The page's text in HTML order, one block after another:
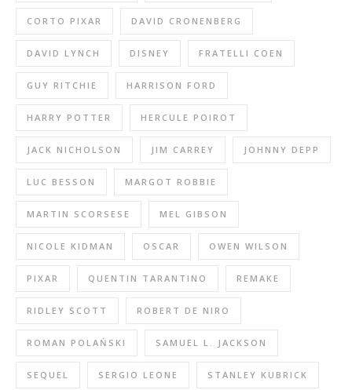
CORTO PIXAR DAVID CRONENBERG
DAVID LYNCH DISNEY FRATELLI COEN
GUY RITCHIE HARRISON FORD
HARRY POTTER HERCULE POIROT
JACK NICHOLSON JIM CARREY JOHNNY DEPP
LUC BESSON MARGOT ROBBIE
MARTIN SCORSESE MEL GIBSON
NICOLE KIDMAN OSCAR OWEN WILSON
PIXAR QUENTIN TARANTINO REMAKE
RIDLEY SCOTT ROBERT DE NIRO
ROMAN POLAŃSKI SAMUEL L. JACKSON
SEQUEL SERGIO LEONE STANLEY KUBRICK